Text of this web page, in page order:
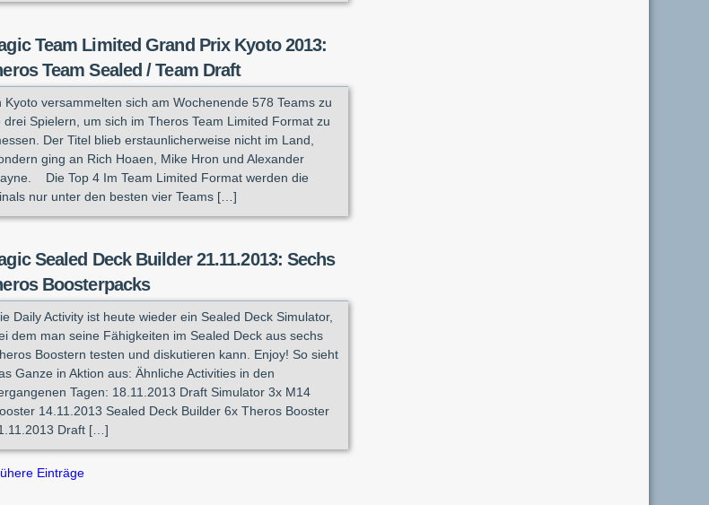
Team Limited Grand Prix Kyoto 2013:
Team Sealed / Team Draft
Kyoto versammelten sich am Wochenende 578 Teams zu
drei Spielern, um sich im Theros Team Limited Format zu
Der Titel blieb erstaunlicherweise nicht im Land,
ging an Rich Hoaen, Mike Hron und Alexander
Die Top 4 Im Team Limited Format werden die
nur unter den besten vier Teams […]
Sealed Deck Builder 21.11.2013: Sechs
Boosterpacks
Daily Activity ist heute wieder ein Sealed Deck Simulator,
dem man seine Fähigkeiten im Sealed Deck aus sechs
Boostern testen und diskutieren kann. Enjoy! So sieht
Ganze in Aktion aus: Ähnliche Activities in den
Tagen: 18.11.2013 Draft Simulator 3x M14
14.11.2013 Sealed Deck Builder 6x Theros Booster
Draft […]
Einträge